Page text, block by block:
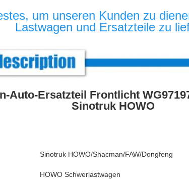
um unseren Kunden zu
Lastwagen und Ersatzteile zu
Auto-Ersatzteil Frontlicht
Sinotruk HOWO
Sinotruk HOWO/Shacman/FAW/Dongfeng
HOWO Schwerlastwagen